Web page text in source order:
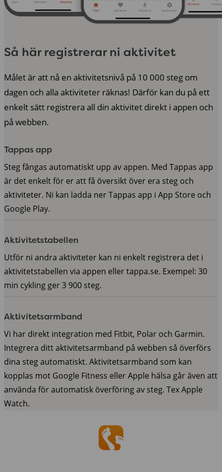
Så här registrerar ni aktivitet
Målet är att nå en aktivitetsnivå på 10 000 steg om
dagen och alla aktiviteter räknas! Därför kan du på ett
enkelt sätt registrera all din aktivitet direkt i appen och
på webben.
Tappas app
Steg fångas automatiskt upp av appen. Med Tappas app
är det enkelt för er att få översikt över era steg och
aktiviteter. Ni kan ladda ner Tappas app i App Store och
Google Play.
Aktivitetstabellen
Utför ni andra aktiviteter kan ni enkelt registrera det i
aktivitetstabellen via appen eller tappa.se. Exempel: 30
min cykling ger 3 900 steg.
Aktivitetsarmband
Vi har direkt integration med Fitbit, Polar och Garmin.
Integrera ditt aktivitetsarmband på webben så överförs
dina steg automatiskt. Aktivitetsarmband som kan
kopplas mot Google Fitness eller Apple hälsa går även att
använda för automatisk överföring av steg. Tex Apple
Watch.